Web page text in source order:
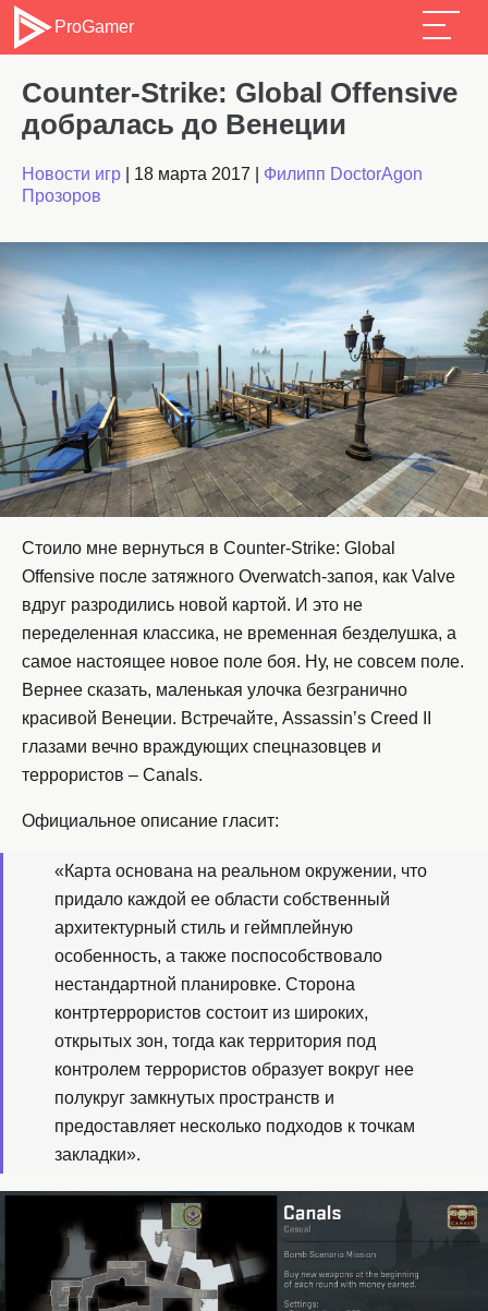
ProGamer
Counter-Strike: Global Offensive
добралась до Венеции
Новости игр 18 марта 2017
Филипп DoctorAgon
Прозоров
Стоило мне вернуться в Counter-Strike: Global
Offensive после затяжного Overwatch-запоя, как Valve
вдруг разродились новой картой. И это не
переделенная классика, не временная безделушка, а
самое настоящее новое поле боя. Ну, не совсем поле.
Вернее сказать, маленькая улочка безгранично
красивой Венеции. Встречайте, Assassin’s Creed II
глазами вечно враждующих спецназовцев и
террористов – Canals.
Официальное описание гласит:
«Карта основана на реальном окружении, что
придало каждой ее области собственный
архитектурный стиль и геймплейную
особенность, а также поспособствовало
нестандартной планировке. Сторона
контртеррористов состоит из широких,
открытых зон, тогда как территория под
контролем террористов образует вокруг нее
полукруг замкнутых пространств и
предоставляет несколько подходов к точкам
закладки».